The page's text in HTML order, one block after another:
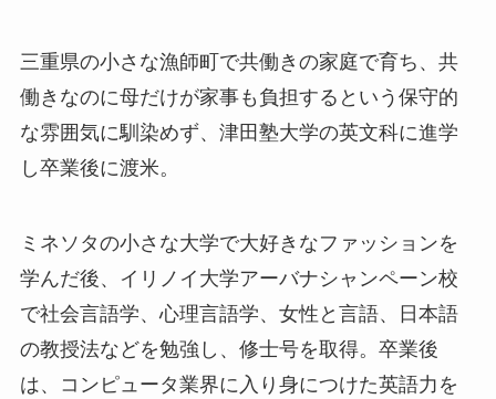
三重県の小さな漁師町で共働きの家庭で育ち、共
働きなのに母だけが家事も負担するという保守的
な雰囲気に馴染めず、津田塾大学の英文科に進学
し卒業後に渡米。
ミネソタの小さな大学で大好きなファッションを
学んだ後、イリノイ大学アーバナシャンペーン校
で社会言語学、心理言語学、女性と言語、日本語
の教授法などを勉強し、修士号を取得。卒業後
は、コンピュータ業界に入り身につけた英語力を